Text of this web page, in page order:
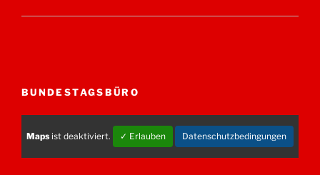
BUNDESTAGSBÜRO
Maps ist deaktiviert. ✓ Erlauben Datenschutzbedingungen